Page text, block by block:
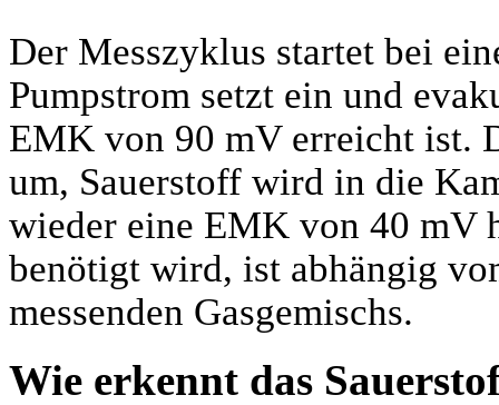
Der Messzyklus startet bei
Pumpstrom setzt ein und
EMK von 90 mV erreicht ist.
um, Sauerstoff wird in die
wieder eine EMK von 40 mV
benötigt wird, ist abhängig
messenden Gasgemischs.
Wie erkennt das